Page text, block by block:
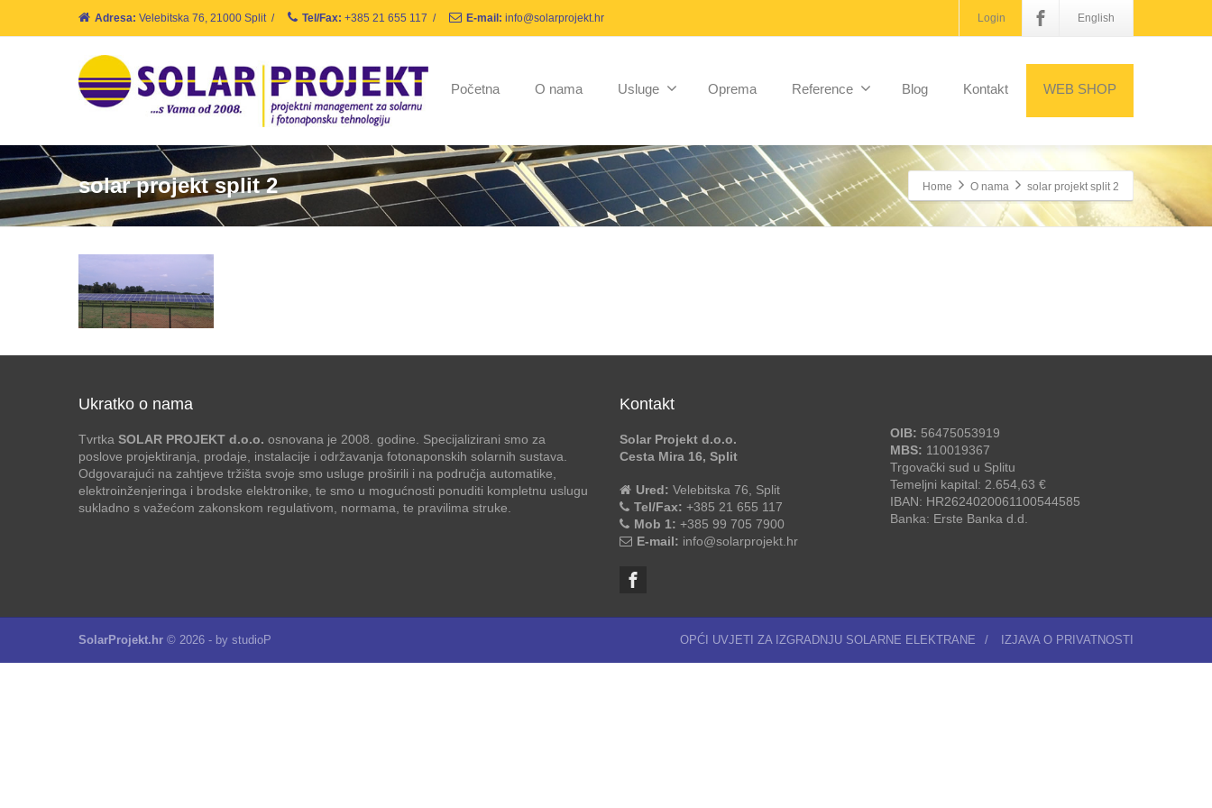
Adresa: Velebitska 76, 21000 Split / Tel/Fax: +385 21 655 117 / E-mail: info@solarprojekt.hr Login English
Početna O nama Usluge Oprema Reference Blog Kontakt WEB SHOP
solar projekt split 2 Home O nama solar projekt split 2
Ukratko o nama
Tvrtka SOLAR PROJEKT d.o.o. osnovana je 2008. godine. Specijalizirani smo za
poslove projektiranja, prodaje, instalacije i održavanja fotonaponskih solarnih sustava.
Odgovarajući na zahtjeve tržišta svoje smo usluge proširili i na područja automatike,
elektroinženjeringa i brodske elektronike, te smo u mogućnosti ponuditi kompletnu uslugu
sukladno s važećom zakonskom regulativom, normama, te pravilima struke.
Kontakt
Solar Projekt d.o.o.
Cesta Mira 16, Split
Ured: Velebitska 76, Split
Tel/Fax: +385 21 655 117
Mob 1: +385 99 705 7900
E-mail: info@solarprojekt.hr
OIB: 56475053919
MBS: 110019367
Trgovački sud u Splitu
Temeljni kapital: 2.654,63 €
IBAN: HR2624020061100544585
Banka: Erste Banka d.d.
SolarProjekt.hr © 2026 - by studioP OPĆI UVJETI ZA IZGRADNJU SOLARNE ELEKTRANE / IZJAVA O PRIVATNOSTI